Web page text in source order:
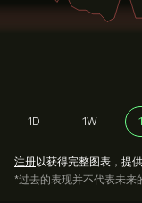
1D 1W
注册以获得完整图表，提
*过去的表现并不代表未来